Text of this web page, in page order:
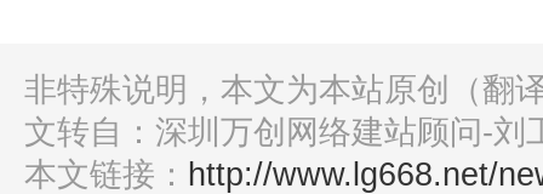
非特殊说明，本文为本站原创（翻
文转自：深圳万创网络建站顾问-刘
本文链接： http://www.lg668.net/